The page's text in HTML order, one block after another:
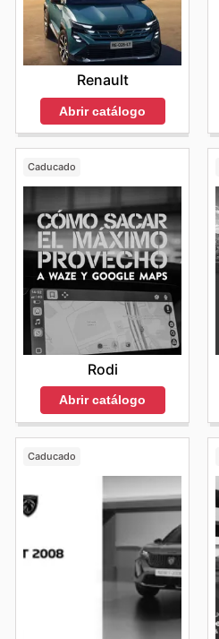
Renault
Abrir catálogo
Caducado
Rodi
Abrir catálogo
Caducado